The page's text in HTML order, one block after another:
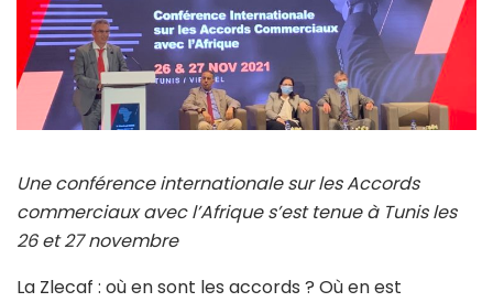
Une conférence internationale sur les Accords
commerciaux avec l’Afrique s’est tenue à Tunis les
26 et 27 novembre
La Zlecaf : où en sont les accords ? Où en est